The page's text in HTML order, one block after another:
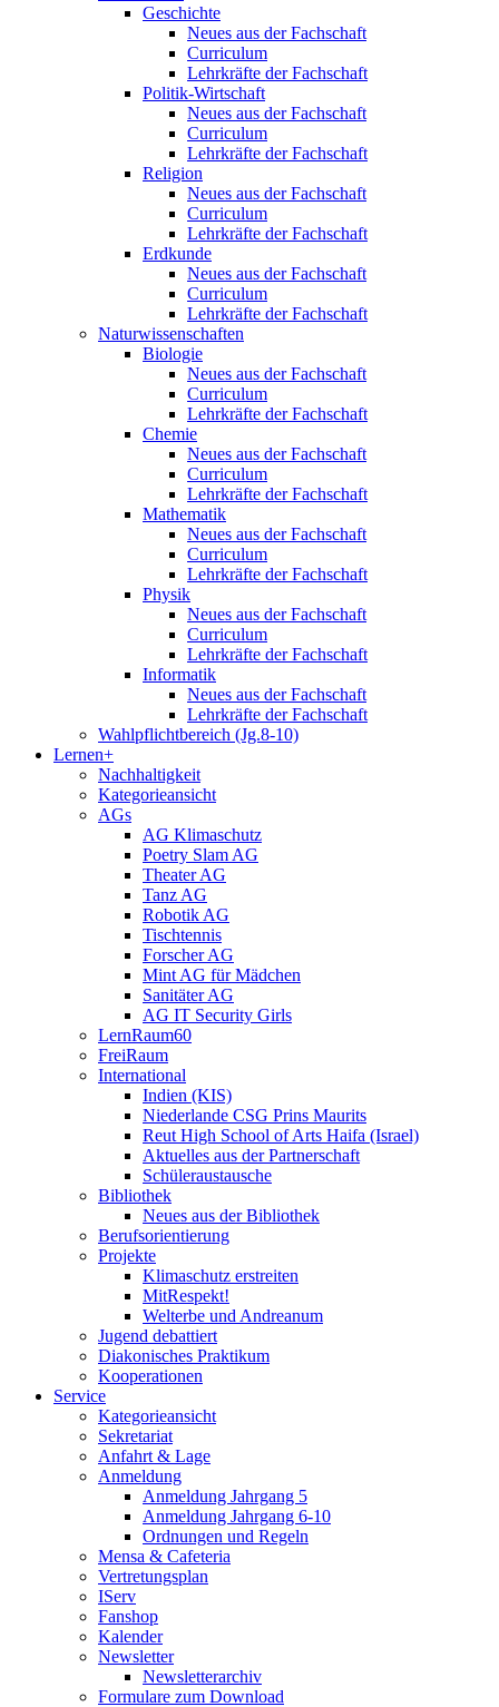
Geschichte
Neues aus der Fachschaft
Curriculum
Lehrkräfte der Fachschaft
Politik-Wirtschaft
Neues aus der Fachschaft
Curriculum
Lehrkräfte der Fachschaft
Religion
Neues aus der Fachschaft
Curriculum
Lehrkräfte der Fachschaft
Erdkunde
Neues aus der Fachschaft
Curriculum
Lehrkräfte der Fachschaft
Naturwissenschaften
Biologie
Neues aus der Fachschaft
Curriculum
Lehrkräfte der Fachschaft
Chemie
Neues aus der Fachschaft
Curriculum
Lehrkräfte der Fachschaft
Mathematik
Neues aus der Fachschaft
Curriculum
Lehrkräfte der Fachschaft
Physik
Neues aus der Fachschaft
Curriculum
Lehrkräfte der Fachschaft
Informatik
Neues aus der Fachschaft
Lehrkräfte der Fachschaft
Wahlpflichtbereich (Jg.8-10)
Lernen+
Nachhaltigkeit
Kategorieansicht
AGs
AG Klimaschutz
Poetry Slam AG
Theater AG
Tanz AG
Robotik AG
Tischtennis
Forscher AG
Mint AG für Mädchen
Sanitäter AG
AG IT Security Girls
LernRaum60
FreiRaum
International
Indien (KIS)
Niederlande CSG Prins Maurits
Reut High School of Arts Haifa (Israel)
Aktuelles aus der Partnerschaft
Schüleraustausche
Bibliothek
Neues aus der Bibliothek
Berufsorientierung
Projekte
Klimaschutz erstreiten
MitRespekt!
Welterbe und Andreanum
Jugend debattiert
Diakonisches Praktikum
Kooperationen
Service
Kategorieansicht
Sekretariat
Anfahrt & Lage
Anmeldung
Anmeldung Jahrgang 5
Anmeldung Jahrgang 6-10
Ordnungen und Regeln
Mensa & Cafeteria
Vertretungsplan
IServ
Fanshop
Kalender
Newsletter
Newsletterarchiv
Formulare zum Download